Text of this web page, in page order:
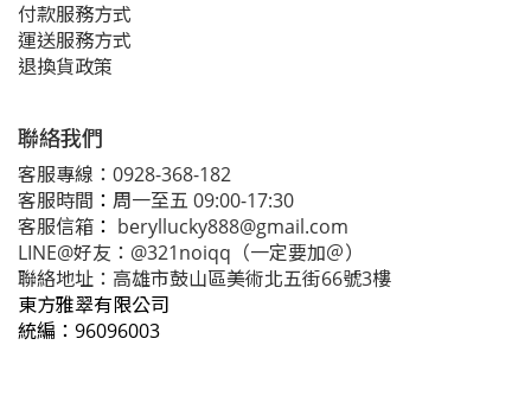
付款服務方式
運送服務方式
退換貨政策
聯絡我們
客服專線：0928-368-182
客服時間 ： 周一至五 09:00-17:30
客服信箱 ： beryllucky888@gmail.com
LINE@好友：@321noiqq（一定要加＠）
聯絡地址：高雄市鼓山區美術北五街66號3樓
東方雅翠有限公司
統編： 96096003